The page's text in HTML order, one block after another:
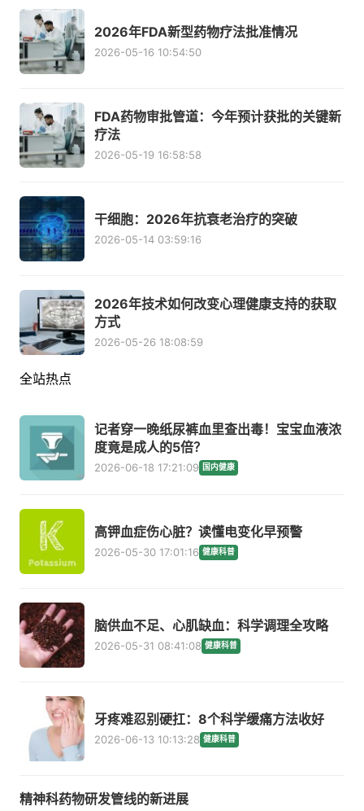
2026年FDA新型药物疗法批准情况
2026-05-16 10:54:50
FDA药物审批管道：今年预计获批的关键新
疗法
2026-05-19 16:58:58
干细胞：2026年抗衰老治疗的突破
2026-05-14 03:59:16
2026年技术如何改变心理健康支持的获取
方式
2026-05-26 18:08:59
全站热点
记者穿一晚纸尿裤血里查出毒！宝宝血液浓
度竟是成人的5倍？
2026-06-18 17:21:09 国内健康
高钾血症伤心脏？读懂电变化早预警
2026-05-30 17:01:16 健康科普
脑供血不足、心肌缺血：科学调理全攻略
2026-05-31 08:41:08 健康科普
牙疼难忍别硬扛：8个科学缓痛方法收好
2026-06-13 10:13:28 健康科普
精神科药物研发管线的新进展